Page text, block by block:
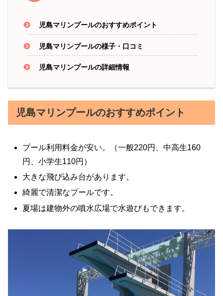
児島マリンプールのおすすめポイント
児島マリンプールの様子・口コミ
児島マリンプールの詳細情報
児島マリンプールのおすすめポイント
プール利用料金が安い。（一般220円、中高生160
円、小学生110円）
大きな飛び込み台があります。
綺麗で清潔なプールです。
夏場は建物外の噴水広場で水遊びもできます。